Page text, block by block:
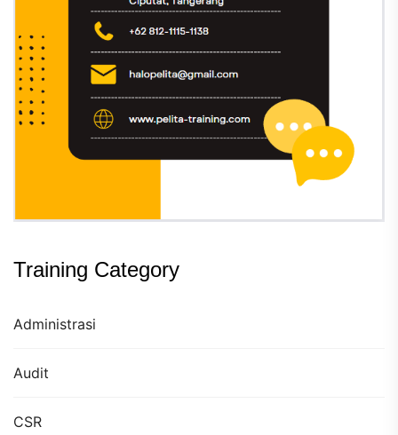
Training Category
Administrasi
Audit
CSR